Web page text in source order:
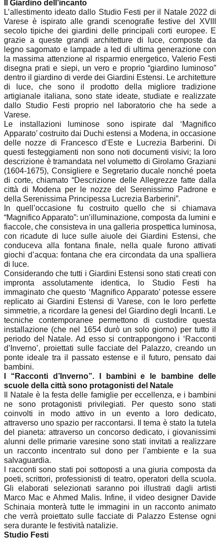
Il Giardino dell’incanto
L’allestimento ideato dallo Studio Festi per il Natale 2022 di
Varese è ispirato alle grandi scenografie festive del XVIII
secolo tipiche dei giardini delle principali corti europee. E
grazie a queste grandi architetture di luce, composte da
legno sagomato e lampade a led di ultima generazione con
la massima attenzione al risparmio energetico, Valerio Festi
disegna prati e siepi, un vero e proprio “giardino luminoso”
dentro il giardino di verde dei Giardini Estensi. Le architetture
di luce, che sono il prodotto della migliore tradizione
artigianale italiana, sono state ideate, studiate e realizzate
dallo Studio Festi proprio nel laboratorio che ha sede a
Varese.
Le installazioni luminose sono ispirate dal ‘Magnifico
Apparato’ costruito dai Duchi estensi a Modena, in occasione
delle nozze di Francesco d’Este e Lucrezia Barberini. Di
questi festeggiamenti non sono noti documenti visivi; la loro
descrizione è tramandata nel volumetto di Girolamo Graziani
(1604-1675), Consigliere e Segretario ducale nonché poeta
di corte, chiamato “Descrizione delle Allegrezze fatte dalla
città di Modena per le nozze del Serenissimo Padrone e
della Serenissima Principessa Lucrezia Barberini”.
In quell’occasione fu costruito quello che si chiamava
“Magnifico Apparato”: un’illuminazione, composta da lumini e
fiaccole, che consisteva in una galleria prospettica luminosa,
con ricadute di luce sulle aiuole dei Giardini Estensi, che
conduceva alla fontana finale, nella quale furono attivati
giochi d’acqua: fontana che era circondata da una spalliera
di luce.
Considerando che tutti i Giardini Estensi sono stati creati con
impronta assolutamente identica, lo Studio Festi ha
immaginato che questo ‘Magnifico Apparato’ potesse essere
replicato ai Giardini Estensi di Varese, con le loro perfette
simmetrie, a ricordare la genesi del Giardino degli Incanti. Le
tecniche contemporanee permettono di custodire questa
installazione (che nel 1654 durò un solo giorno) per tutto il
periodo del Natale. Ad esso si contrappongono i ‘Racconti
d’Inverno’, proiettati sulle facciate del Palazzo, creando un
ponte ideale tra il passato estense e il futuro, pensato dai
bambini.
I “Racconti d’Inverno”.
I bambini e le bambine delle
scuole della città sono protagonisti del Natale
Il Natale è la festa delle famiglie per eccellenza, e i bambini
ne sono protagonisti privilegiati. Per questo sono stati
coinvolti in modo attivo in un evento a loro dedicato,
attraverso uno spazio per raccontarsi. Il tema è stato la tutela
del pianeta: attraverso un concorso dedicato, i giovanissimi
alunni delle primarie varesine sono stati invitati a realizzare
un racconto incentrato sul dono per l’ambiente e la sua
salvaguardia.
I racconti sono stati poi sottoposti a una giuria composta da
poeti, scrittori, professionisti di teatro, operatori della scuola.
Gli elaborati selezionati saranno poi illustrati dagli artisti
Marco Mac e Ahmed Malis. Infine, il video designer Davide
Schinaia monterà tutte le immagini in un racconto animato
che verrà proiettato sulle facciate di Palazzo Estense ogni
sera durante le festività natalizie.
Studio Festi